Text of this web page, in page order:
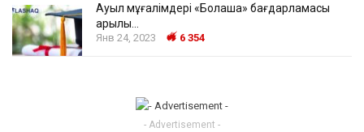
Ауыл мұғалімдері «Болашақ» бағдарламасы
арқылы…
Янв 24, 2023 6 354
- Advertisement -